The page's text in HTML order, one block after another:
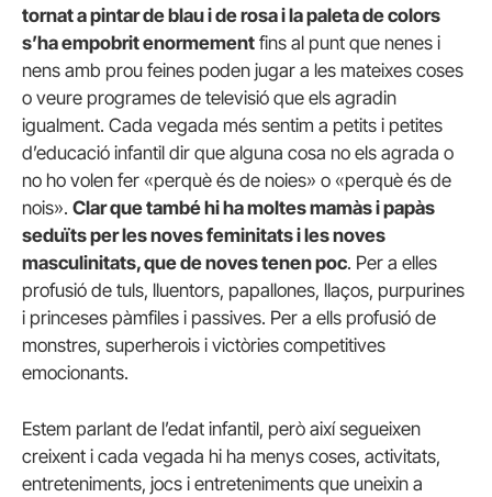
tornat a pintar de blau i de rosa i la paleta de colors
s’ha empobrit enormement fins al punt que nenes i
nens amb prou feines poden jugar a les mateixes coses
o veure programes de televisió que els agradin
igualment. Cada vegada més sentim a petits i petites
d’educació infantil dir que alguna cosa no els agrada o
no ho volen fer «perquè és de noies» o «perquè és de
nois». Clar que també hi ha moltes mamàs i papàs
seduïts per les noves feminitats i les noves
masculinitats, que de noves tenen poc. Per a elles
profusió de tuls, lluentors, papallones, llaços, purpurines
i princeses pàmfiles i passives. Per a ells profusió de
monstres, superherois i victòries competitives
emocionants.
Estem parlant de l’edat infantil, però així segueixen
creixent i cada vegada hi ha menys coses, activitats,
entreteniments, jocs i entreteniments que uneixin a